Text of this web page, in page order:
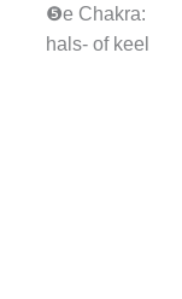
❺e Chakra:
hals- of keel